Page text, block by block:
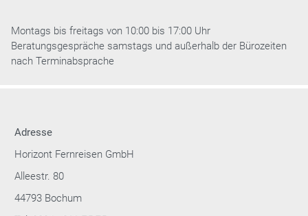
Montags bis freitags von 10:00 bis 17:00 Uhr
Beratungsgespräche samstags und außerhalb der Bürozeiten
nach Terminabsprache
Adresse
Horizont Fernreisen GmbH
Alleestr. 80
44793 Bochum